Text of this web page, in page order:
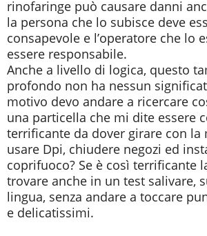
rinofaringe può causare danni
la persona che lo subisce deve
consapevole e l’operatore che lo
essere responsabile.
Anche a livello di logica, questo
profondo non ha nessun
motivo devo andare a ricercare
una particella che mi dite essere
terrificante da dover girare con la
usare Dpi, chiudere negozi ed
coprifuoco? Se è così terrificante
trovare anche in un test salivare,
lingua, senza andare a toccare
e delicatissimi.